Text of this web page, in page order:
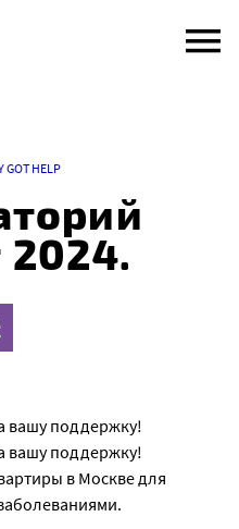
GOT HELP
2024.
вашу поддержку!
вашу поддержку!
в Москве для